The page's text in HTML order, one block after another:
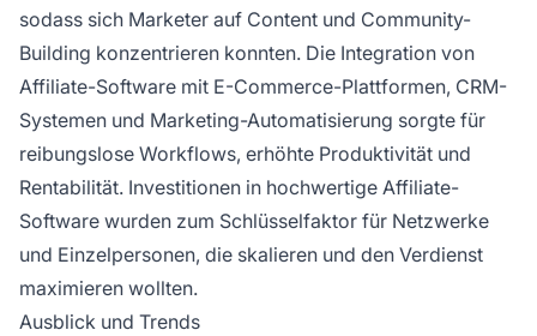
sodass sich Marketer auf Content und Community-
Building konzentrieren konnten. Die Integration von
Affiliate-Software mit E-Commerce-Plattformen, CRM-
Systemen und Marketing-Automatisierung sorgte für
reibungslose Workflows, erhöhte Produktivität und
Rentabilität. Investitionen in hochwertige Affiliate-
Software wurden zum Schlüsselfaktor für Netzwerke
und Einzelpersonen, die skalieren und den Verdienst
maximieren wollten.
Ausblick und Trends